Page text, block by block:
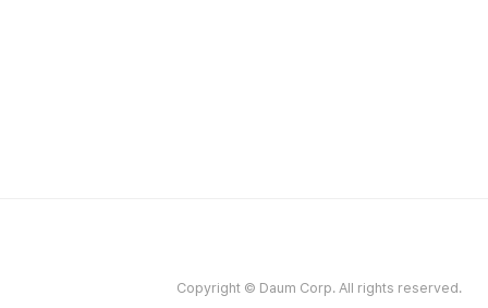
Copyright © Daum Corp. All rights reserved.